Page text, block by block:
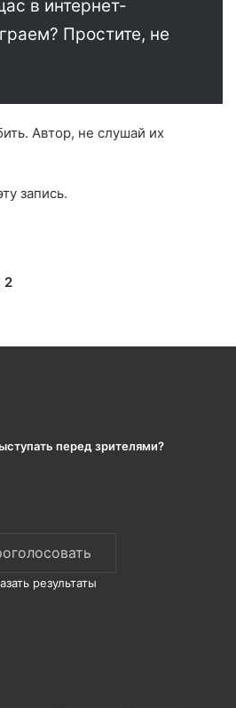
в интернет-
Простите, не
Автор, не слушай их
запись.
2
перед зрителями?
результаты